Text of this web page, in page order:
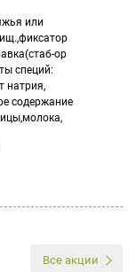
или
ор
специй:
натрия,
содержание
Все акции